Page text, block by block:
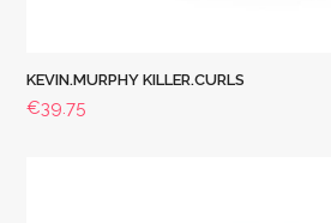
KEVIN.MURPHY KILLER.CURLS
€39.75